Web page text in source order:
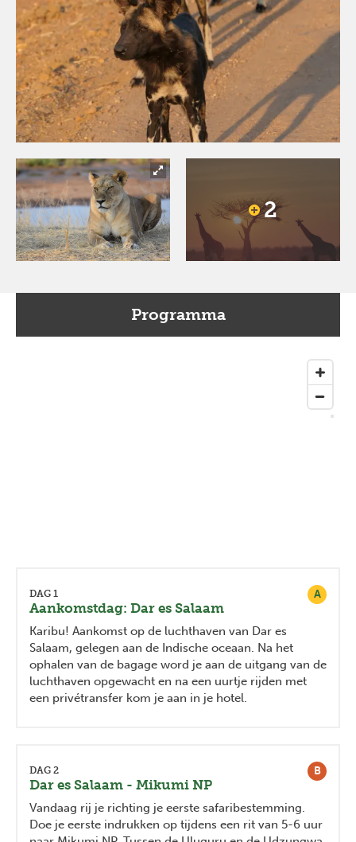
2
Programma
A
DAG 1
Aankomstdag: Dar es Salaam
Karibu! Aankomst op de luchthaven van Dar es
Salaam, gelegen aan de Indische oceaan. Na het
ophalen van de bagage word je aan de uitgang van de
luchthaven opgewacht en na een uurtje rijden met
een privétransfer kom je aan in je hotel.
B
DAG 2
Dar es Salaam - Mikumi NP
Vandaag rij je richting je eerste safaribestemming.
Doe je eerste indrukken op tijdens een rit van 5-6 uur